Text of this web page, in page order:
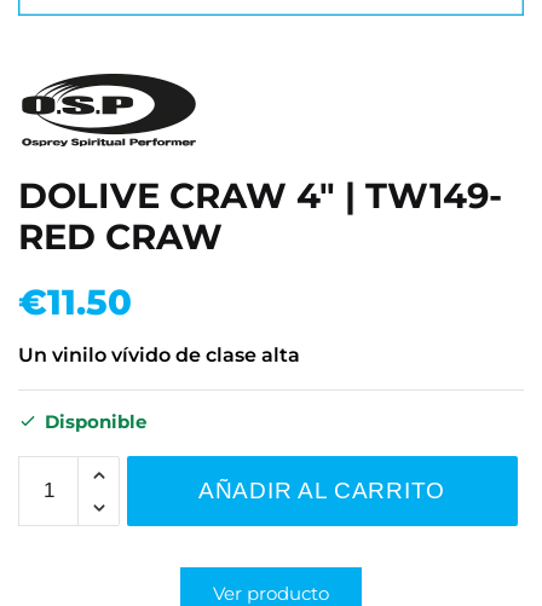
DOLIVE CRAW 4" | TW149-
RED CRAW
€11.50
Un vinilo vívido de clase alta
Disponible
AÑADIR AL CARRITO
Ver producto